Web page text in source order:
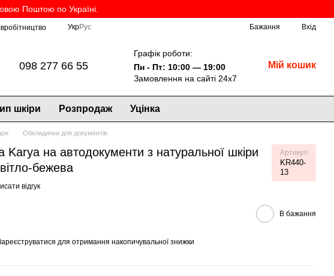
Поштою по Україні.
УкрРус Бажання Вхід
098 277 66 55
Графік роботи:
Пн - Пт: 10:00 — 19:00
Замовлення на сайті 24х7
Мій кошик
шкіри Розпродаж Уцінка
Обкладинки для документів
Karya на автодокументи з натуральної шкіри
бежева
Артикул
KR440-
13
відгук
В бажання
для отримання накопичувальної знижки